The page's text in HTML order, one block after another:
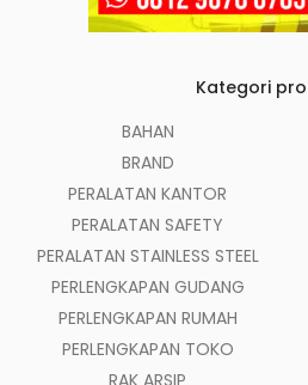
Kategori
BAHAN
BRAND
PERALATAN KANTOR
PERALATAN SAFETY
PERALATAN STAINLESS STEEL
PERLENGKAPAN GUDANG
PERLENGKAPAN RUMAH
PERLENGKAPAN TOKO
RAK ARSIP